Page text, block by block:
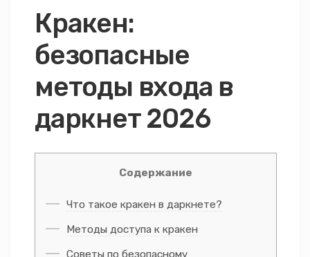
Кракен:
безопасные
методы входа в
даркнет 2026
Содержание
Что такое кракен в даркнете?
Методы доступа к кракен
Советы по безопасному